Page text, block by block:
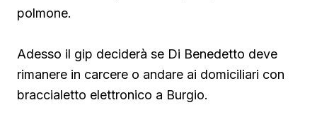
polmone.
Adesso il gip deciderà se Di Benedetto deve
rimanere in carcere o andare ai domiciliari con
braccialetto elettronico a Burgio.